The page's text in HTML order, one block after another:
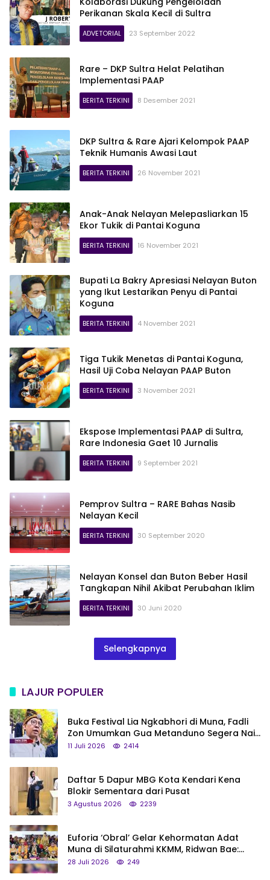
Perikanan Skala Kecil di Sultra
ADVETORIAL 23 September 2022
Rare – DKP Sultra Helat Pelatihan
Implementasi PAAP
BERITA TERKINI 8 Desember 2021
DKP Sultra & Rare Ajari Kelompok PAAP
Teknik Humanis Awasi Laut
BERITA TERKINI 26 November 2021
Anak-Anak Nelayan Melepasliarkan 15
Ekor Tukik di Pantai Koguna
BERITA TERKINI 16 November 2021
Bupati La Bakry Apresiasi Nelayan Buton
yang Ikut Lestarikan Penyu di Pantai
Koguna
BERITA TERKINI 4 November 2021
Tiga Tukik Menetas di Pantai Koguna,
Hasil Uji Coba Nelayan PAAP Buton
BERITA TERKINI 3 November 2021
Ekspose Implementasi PAAP di Sultra,
Rare Indonesia Gaet 10 Jurnalis
BERITA TERKINI 9 September 2021
Pemprov Sultra – RARE Bahas Nasib
Nelayan Kecil
BERITA TERKINI 30 September 2020
Nelayan Konsel dan Buton Beber Hasil
Tangkapan Nihil Akibat Perubahan Iklim
BERITA TERKINI 30 Juni 2020
Selengkapnya
LAJUR POPULER
Buka Festival Lia Ngkabhori di Muna, Fadli
Zon Umumkan Gua Metanduno Segera Naik
Status Jadi Cagar Budaya Nasional
11 Juli 2026 2414
Daftar 5 Dapur MBG Kota Kendari Kena
Blokir Sementara dari Pusat
3 Agustus 2026 2239
Euforia ‘Obral’ Gelar Kehormatan Adat
Muna di Silaturahmi KKMM, Ridwan Bae:
Saya Bukan Tipe Begitu, Belum Pantas!
28 Juli 2026 249